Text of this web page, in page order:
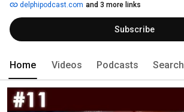
delphipodcast.com and 3 more links
Subscribe
Home Videos Podcasts Search